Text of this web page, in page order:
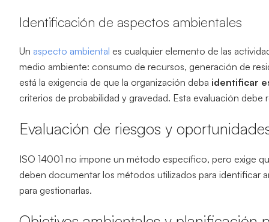
Identificación de aspectos ambientales
Un aspecto ambiental es cualquier elemento de las
medio ambiente: consumo de recursos, generación de
está la exigencia de que la organización deba identificar
criterios de probabilidad y gravedad. Esta evaluación debe
Evaluación de riesgos y
ISO 14001 no impone un método específico, pero exige
deben documentar los métodos utilizados para identificar
para gestionarlas.